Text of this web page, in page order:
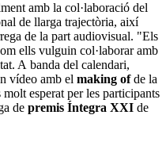
amb la col·laboració del
de llarga trajectòria, així
de la part audiovisual. "Els
ells vulguin col·laborar amb
A banda del calendari,
vídeo amb el making ofde la
esperat per les participants
de premis Íntegra XXI de